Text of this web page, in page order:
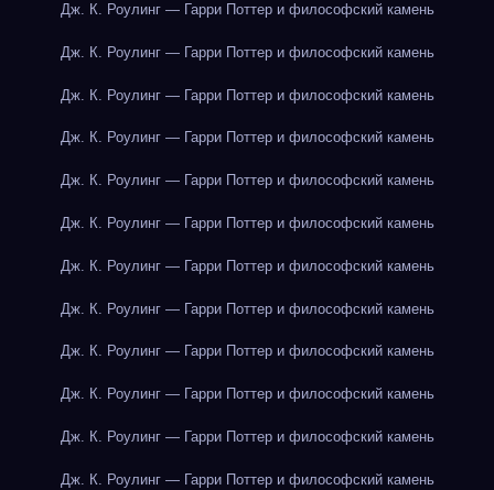
Дж. К. Роулинг — Гарри Поттер и философский камень
Дж. К. Роулинг — Гарри Поттер и философский камень
Дж. К. Роулинг — Гарри Поттер и философский камень
Дж. К. Роулинг — Гарри Поттер и философский камень
Дж. К. Роулинг — Гарри Поттер и философский камень
Дж. К. Роулинг — Гарри Поттер и философский камень
Дж. К. Роулинг — Гарри Поттер и философский камень
Дж. К. Роулинг — Гарри Поттер и философский камень
Дж. К. Роулинг — Гарри Поттер и философский камень
Дж. К. Роулинг — Гарри Поттер и философский камень
Дж. К. Роулинг — Гарри Поттер и философский камень
Дж. К. Роулинг — Гарри Поттер и философский камень